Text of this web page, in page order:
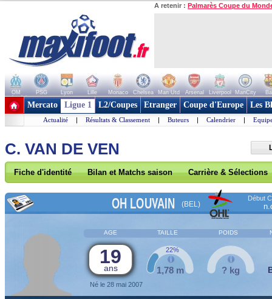
A retenir : Palmarès Coupe du
OM PSG Lyon Lille Monaco Chelsea Man Utd Arsenal Liverpool ManCity
+ de clubs
Mercato Ligue 1 L2/Coupes Etranger Coupe d'Europe Les
Actualité | Résultats & Classement | Buteurs | Calendrier |
C. VAN DE VEN
Fiche d'identité Bilan et Matchs saison Carrière & Sélections
OH LOUVAIN (BEL)
Début
AGE TAILLE POIDS
19
ans
Né le 28 mai 2007
1,78 m
22%
? kg